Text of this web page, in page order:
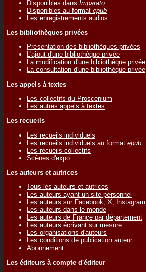
Disponibles dans Imparato
Disponibles au format epub
Les enregistrements audios
Les bibliothèques privées
Présentation des bibliothèques privées
L'ajout d'une bibliothèque privée
La modification d'une bibliothèque privée
La consultation d'une bibliothèque privée
Les appels à textes
Les collectifs du Proscenium
Les autres appels à textes
Les recueils
Les recueils individuels
Les recueils individuels au format epub
Les recueils collectifs
Scènes d'expo
Les auteurs et autrices
Tous les auteurs et autrices
Les auteurs ayant un site personnel
Les auteurs sur Facebook, X, Instagram
Les auteurs dans le monde
Les auteurs de France par département
Les auteurs écrivant sur mesure
Les organisations d'auteurs
Les conditions de publication auteur
Abonnement
Les éditeurs à compte d'éditeur